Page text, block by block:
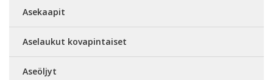
Asekaapit
Aselaukut kovapintaiset
Aseöljyt